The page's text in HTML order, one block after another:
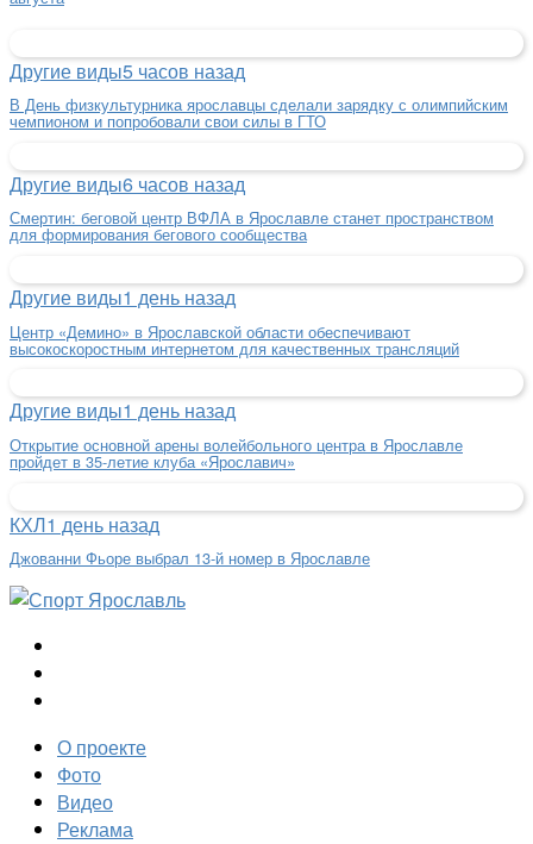
Другие виды5 часов назад
В День физкультурника ярославцы сделали зарядку с олимпийским
чемпионом и попробовали свои силы в ГТО
Другие виды6 часов назад
Смертин: беговой центр ВФЛА в Ярославле станет пространством
для формирования бегового сообщества
Другие виды1 день назад
Центр «Демино» в Ярославской области обеспечивают
высокоскоростным интернетом для качественных трансляций
Другие виды1 день назад
Открытие основной арены волейбольного центра в Ярославле
пройдет в 35-летие клуба «Ярославич»
КХЛ1 день назад
Джованни Фьоре выбрал 13-й номер в Ярославле
О проекте
Фото
Видео
Реклама